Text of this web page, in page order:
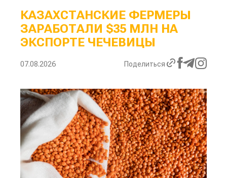
КАЗАХСТАНСКИЕ ФЕРМЕРЫ
ЗАРАБОТАЛИ $35 МЛН НА
ЭКСПОРТЕ ЧЕЧЕВИЦЫ
07.08.2026 Поделиться